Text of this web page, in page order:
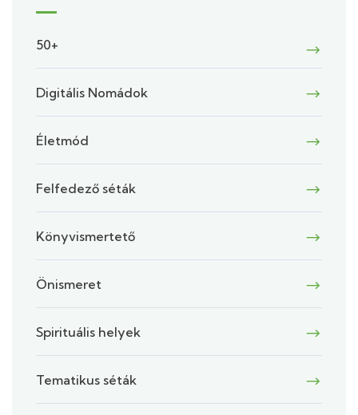
50+
Digitális Nomádok
Életmód
Felfedező séták
Könyvismertető
Önismeret
Spirituális helyek
Tematikus séták